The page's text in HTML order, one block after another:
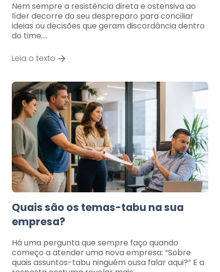
Nem sempre a resistência direta e ostensiva ao
líder decorre do seu despreparo para conciliar
ideias ou decisões que geram discordância dentro
do time.…
Leia o texto
Quais são os temas-tabu na sua
empresa?
Há uma pergunta que sempre faço quando
começo a atender uma nova empresa: “Sobre
quais assuntos-tabu ninguém ousa falar aqui?” E a